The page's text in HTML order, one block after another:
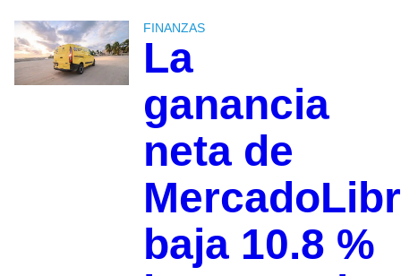
FINANZAS
La
ganancia
neta de
baja 10.8 %